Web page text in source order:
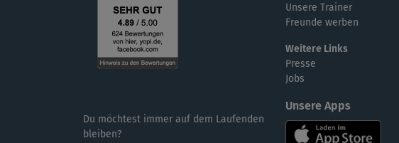
Du möchtest immer auf dem Laufenden
bleiben?
Unsere Trainer
Freunde werben
Weitere Links
Presse
Jobs
Unsere Apps